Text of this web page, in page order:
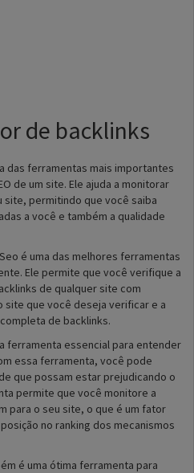
de backlinks
das ferramentas mais importantes
de um site. Ele ajuda a monitorar
site, permitindo que você saiba
a você e também a qualidade
é uma das melhores ferramentas
Ele permite que você verifique a
de qualquer site com
site que você deseja verificar e a
de backlinks.
ferramenta essencial para entender
essa ferramenta, você pode
que possam estar prejudicando o
permite que você monitore a
para o seu site, o que é um fator
no ranking dos mecanismos
é uma ótima ferramenta para